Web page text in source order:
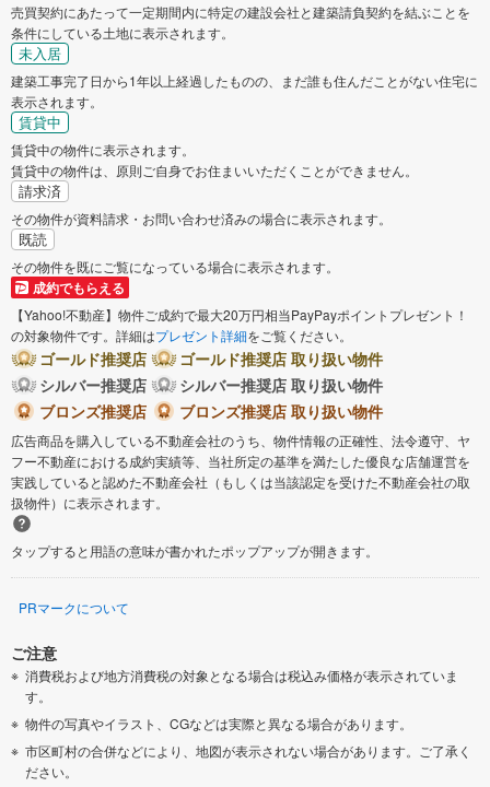
売買契約にあたって一定期間内に特定の建設会社と建築請負契約を結ぶことを
条件にしている土地に表示されます。
未入居
建築工事完了日から1年以上経過したものの、まだ誰も住んだことがない住宅に
表示されます。
賃貸中
賃貸中の物件に表示されます。
賃貸中の物件は、原則ご自身でお住まいいただくことができません。
請求済
その物件が資料請求・お問い合わせ済みの場合に表示されます。
既読
その物件を既にご覧になっている場合に表示されます。
成約でもらえる
【Yahoo!不動産】物件ご成約で最大20万円相当PayPayポイントプレゼント！
の対象物件です。詳細はプレゼント詳細をご覧ください。
ゴールド推奨店
ゴールド推奨店 取り扱い物件
シルバー推奨店
シルバー推奨店 取り扱い物件
ブロンズ推奨店
ブロンズ推奨店 取り扱い物件
広告商品を購入している不動産会社のうち、物件情報の正確性、法令遵守、ヤ
フー不動産における成約実績等、当社所定の基準を満たした優良な店舗運営を
実践していると認めた不動産会社（もしくは当該認定を受けた不動産会社の取
扱物件）に表示されます。
タップすると用語の意味が書かれたポップアップが開きます。
PRマークについて
ご注意
消費税および地方消費税の対象となる場合は税込み価格が表示されていま
す。
物件の写真やイラスト、CGなどは実際と異なる場合があります。
市区町村の合併などにより、地図が表示されない場合があります。ご了承く
ださい。